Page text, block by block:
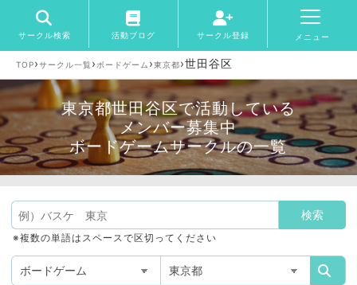
サークル検索 活動ブログ サークル登録 メニュー
TOP›サークル一覧 › ボードゲーム ›東京都›世田谷区
東京都世田谷区で活動している
メンバー募集中
ボードゲームサークルの一覧
※複数の単語はスペースで区切ってください